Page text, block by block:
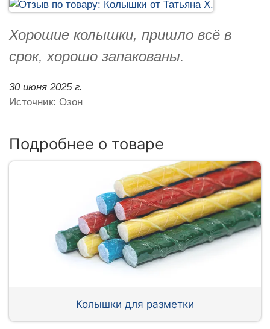
Хорошие колышки, пришло всё в
срок, хорошо запакованы.
30 июня 2025 г.
Источник: Озон
Подробнее о товаре
Колышки для разметки